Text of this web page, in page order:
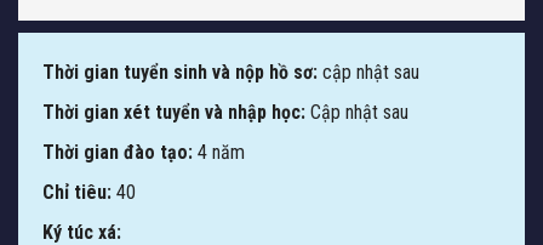
Thời gian tuyển sinh và nộp hồ sơ: cập nhật sau
Thời gian xét tuyển và nhập học: Cập nhật sau
Thời gian đào tạo: 4 năm
Chỉ tiêu: 40
Ký túc xá: